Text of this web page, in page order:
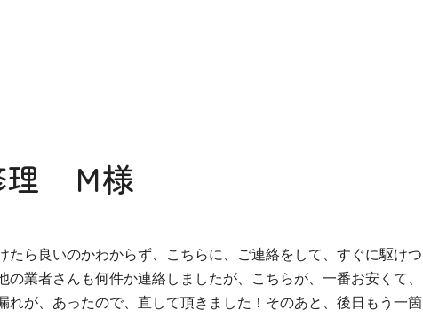
理 M様
たら良いのかわからず、こちらに、ご連絡をして、すぐに駆けつ
業者さんも何件か連絡しましたが、こちらが、一番お安くて、
れが、あったので、直して頂きました！そのあと、後日もう一箇